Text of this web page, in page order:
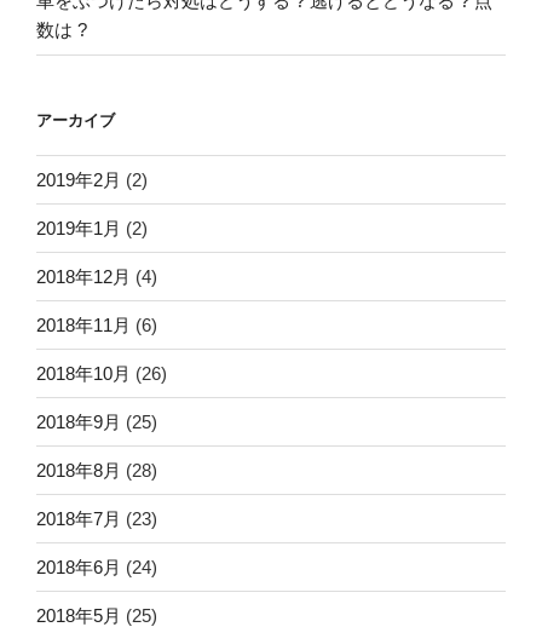
数は ?
アーカイブ
2019年2月 (2)
2019年1月 (2)
2018年12月 (4)
2018年11月 (6)
2018年10月 (26)
2018年9月 (25)
2018年8月 (28)
2018年7月 (23)
2018年6月 (24)
2018年5月 (25)